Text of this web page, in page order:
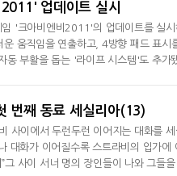
업데이트 실시
'크아비엔비2011'의 업데이트를 실
움직임을 연출하고, 4방향 패드 표
번째 동료 세실리아(13)
사이에서 두런두런 이어지는 대화를
대화가 이어질수록 스트라비의 입가
그 사이 서너 명의 장인들이 나와 그들